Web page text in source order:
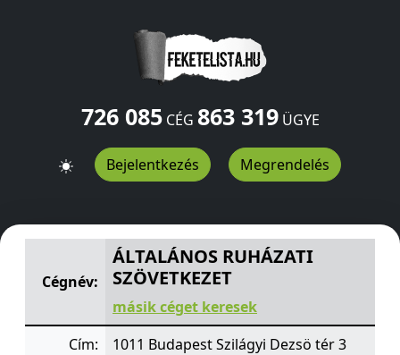
726 085CÉG 863 319ÜGYE
Bejelentkezés Megrendelés
ÁLTALÁNOS RUHÁZATI SZÖVETKEZET Szilágyi Dezsö tér
Cégnév:
ÁLTALÁNOS RUHÁZATI
SZÖVETKEZET
másik céget keresek
Cím:
1011 Budapest Szilágyi Dezsö tér 3